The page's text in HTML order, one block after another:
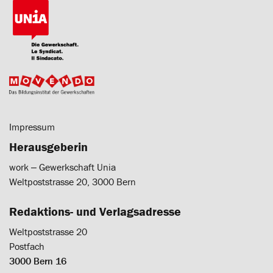
Impressum
Herausgeberin
work ‒ Gewerkschaft Unia
Weltpoststrasse 20, 3000 Bern
Redaktions- und Verlagsadresse
Weltpoststrasse 20
Postfach
3000 Bern 16